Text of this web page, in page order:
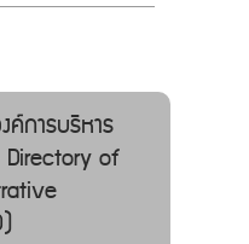
ค์การบริหาร
of